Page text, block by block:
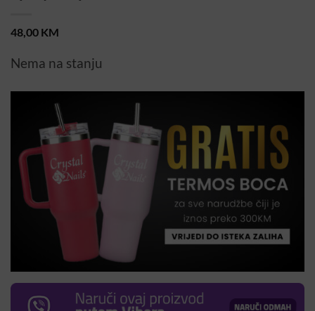
48,00 KM
Nema na stanju